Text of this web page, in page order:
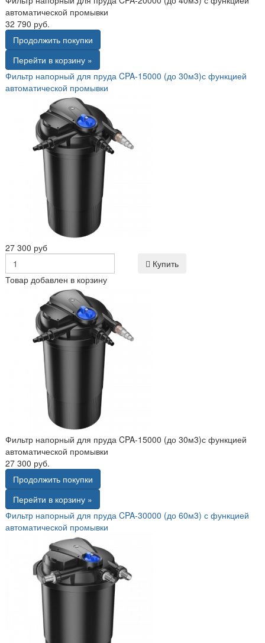
автоматической промывки
32 790 руб.
Продолжить покупки
Перейти в корзину »
Фильтр напорный для пруда CPA-15000 (до 30м3)с функцией
автоматической промывки
27 300 руб
Купить
Товар добавлен в корзину
Фильтр напорный для пруда CPA-15000 (до 30м3)с функцией
автоматической промывки
27 300 руб.
Продолжить покупки
Перейти в корзину »
Фильтр напорный для пруда CPA-30000 (до 60м3) с функцией
автоматической промывки